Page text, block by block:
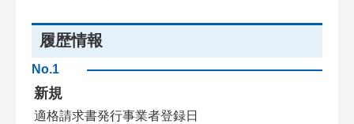
履歴情報
No.1
新規
適格請求書発行事業者登録日